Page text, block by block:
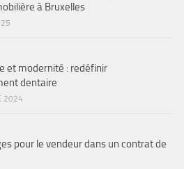
à Bruxelles
et modernité : redéfinir
dentaire
2024
pour le vendeur dans un contrat de